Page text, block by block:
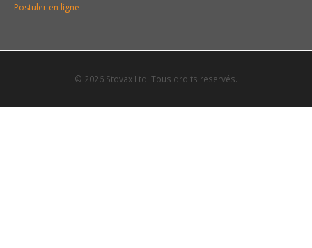
Postuler en ligne
© 2026 Stovax Ltd. Tous droits reservés.